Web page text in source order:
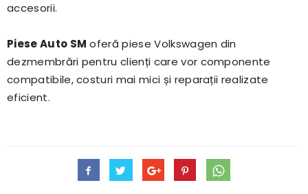
accesorii.
Piese Auto SM oferă piese Volkswagen din
dezmembrări pentru clienți care vor componente
compatibile, costuri mai mici și reparații realizate
eficient.